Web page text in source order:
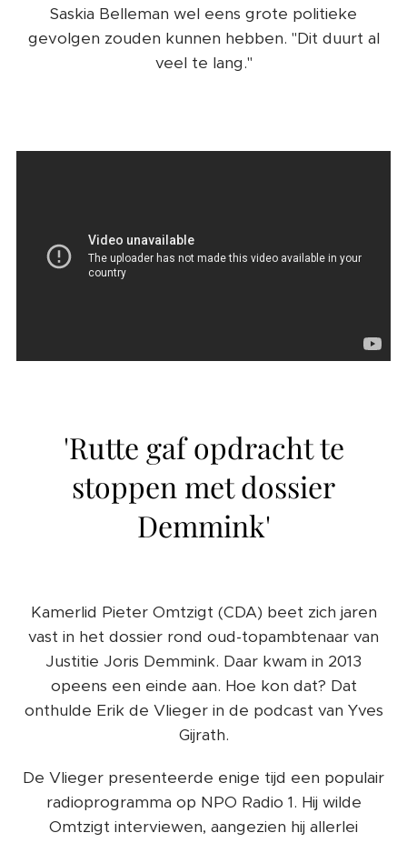
Saskia Belleman wel eens grote politieke
gevolgen zouden kunnen hebben. "Dit duurt al
veel te lang."
'Rutte gaf opdracht te
stoppen met dossier
Demmink'
Kamerlid Pieter Omtzigt (CDA) beet zich jaren
vast in het dossier rond oud-topambtenaar van
Justitie Joris Demmink. Daar kwam in 2013
opeens een einde aan. Hoe kon dat? Dat
onthulde Erik de Vlieger in de podcast van Yves
Gijrath.
De Vlieger presenteerde enige tijd een populair
radioprogramma op NPO Radio 1. Hij wilde
Omtzigt interviewen, aangezien hij allerlei